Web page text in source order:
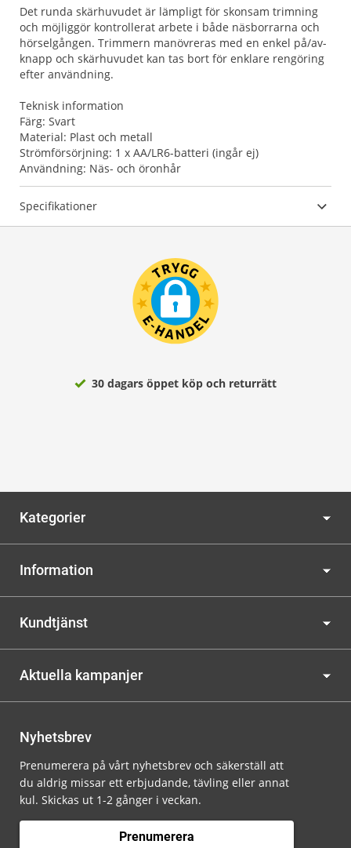
Det runda skärhuvudet är lämpligt för skonsam trimning
och möjliggör kontrollerat arbete i både näsborrarna och
hörselgången. Trimmern manövreras med en enkel på/av-
knapp och skärhuvudet kan tas bort för enklare rengöring
efter användning.
Teknisk information
Färg: Svart
Material: Plast och metall
Strömförsörjning: 1 x AA/LR6-batteri (ingår ej)
Användning: Näs- och öronhår
Specifikationer
30 dagars öppet köp och returrätt
Kategorier
Information
Kundtjänst
Aktuella kampanjer
Nyhetsbrev
Prenumerera på vårt nyhetsbrev och säkerställ att
du aldrig missar ett erbjudande, tävling eller annat
kul. Skickas ut 1-2 gånger i veckan.
Prenumerera